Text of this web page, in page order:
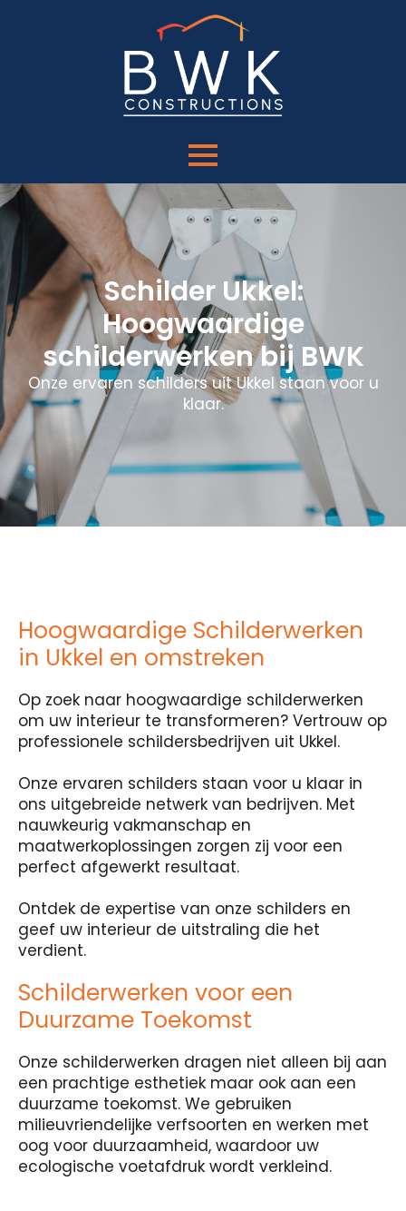
Schilder Ukkel:
Hoogwaardige
schilderwerken bij BWK
Onze ervaren schilders uit Ukkel staan voor u
klaar.
Hoogwaardige Schilderwerken
in Ukkel en omstreken
Op zoek naar hoogwaardige schilderwerken
om uw interieur te transformeren? Vertrouw op
professionele schildersbedrijven uit Ukkel.
Onze ervaren schilders staan voor u klaar in
ons uitgebreide netwerk van bedrijven. Met
nauwkeurig vakmanschap en
maatwerkoplossingen zorgen zij voor een
perfect afgewerkt resultaat.
Ontdek de expertise van onze schilders en
geef uw interieur de uitstraling die het
verdient.
Schilderwerken voor een
Duurzame Toekomst
Onze schilderwerken dragen niet alleen bij aan
een prachtige esthetiek maar ook aan een
duurzame toekomst. We gebruiken
milieuvriendelijke verfsoorten en werken met
oog voor duurzaamheid, waardoor uw
ecologische voetafdruk wordt verkleind.